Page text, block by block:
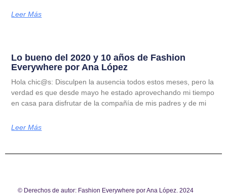
Leer Más
Lo bueno del 2020 y 10 años de Fashion
Everywhere por Ana López
Hola chic@s: Disculpen la ausencia todos estos meses, pero la
verdad es que desde mayo he estado aprovechando mi tiempo
en casa para disfrutar de la compañía de mis padres y de mi
Leer Más
© Derechos de autor: Fashion Everywhere por Ana López. 2024